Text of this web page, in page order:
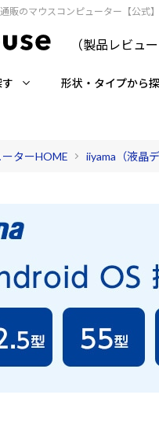
販のマウスコンピューター【公式】
（製品レビュー
形状・タイプから
ターHOME iiyama（液晶